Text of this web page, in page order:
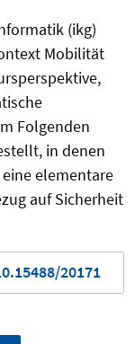
(ikg)
Mobilität
Folgenden
in denen
elementare
auf Sicherheit
20171